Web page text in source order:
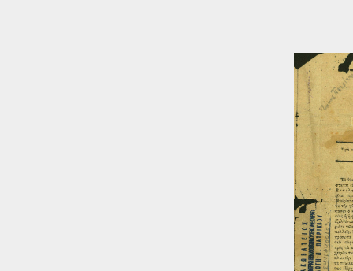
[Τεύχος] Αυγή #801, Έτος Ε', Αρ. 801, Αθήναι, 8
[Τεύχος] Αυγή #808, Έτος Ε', Αρ. 808, Αθήναι, 20
[Τεύχος] Αυγή #813, Έτος Ε', Αρ. 813, Αθήναι, 29
[Τεύχος] Αυγή #815, Έτος Ε', Αρ. 815, Αθήναι, 1
[Τεύχος] Αυγή #821, Έτος Ε', Αρ. 821, Αθήναι, 10
[Τεύχος] Αυγή #822, Έτος Ε', Αρ. 822, Αθήναι, 12
[Τεύχος] Αυγή #823, Έτος Ε', Αρ. 823, Αθήναι, 13
[Τεύχος] Αυγή #824, Έτος Ε', Αρ. 824, Αθήναι, 15
[Τεύχος] Αυγή #825, Έτος Ε', Αρ. 825, Αθήναι, 17
[Τεύχος] Αυγή #826, Έτος Ε', Αρ. 826, Αθήναι, 19
[Τεύχος] Αυγή #827, Έτος Ε', Αρ. 827, Αθήναι, 20